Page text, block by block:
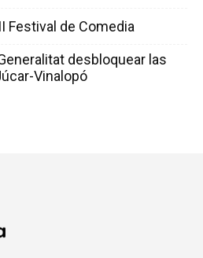
Festival de Comedia
desbloquear las
Vinalopó